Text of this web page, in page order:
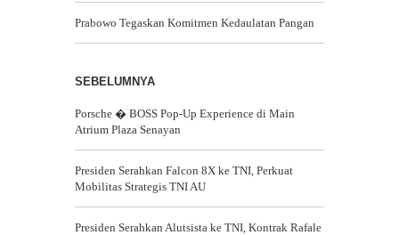
Prabowo Tegaskan Komitmen Kedaulatan Pangan
SEBELUMNYA
Porsche � BOSS Pop-Up Experience di Main
Atrium Plaza Senayan
Presiden Serahkan Falcon 8X ke TNI, Perkuat
Mobilitas Strategis TNI AU
Presiden Serahkan Alutsista ke TNI, Kontrak Rafale